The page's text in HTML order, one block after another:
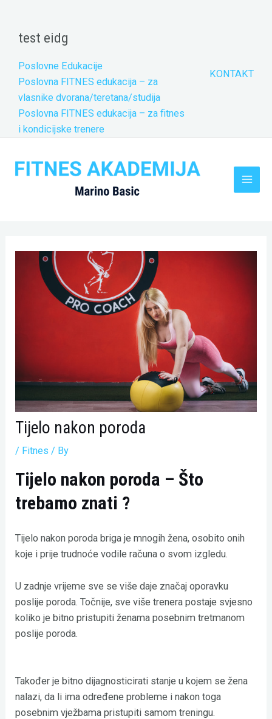
contenttest eidg
Poslovne Edukacije
Poslovna FITNES edukacija – za
vlasnike dvorana/teretana/studija
Poslovna FITNES edukacija – za fitnes
i kondicijske trenere
KONTAKT
Tijelo nakon poroda
/ Fitnes / By
Tijelo nakon poroda – Što
trebamo znati ?
Tijelo nakon poroda briga je mnogih žena, osobito onih
koje i prije trudnoće vodile računa o svom izgledu.
U zadnje vrijeme sve se više daje značaj oporavku
poslije poroda. Točnije, sve više trenera postaje svjesno
koliko je bitno pristupiti ženama posebnim tretmanom
poslije poroda.
Također je bitno dijagnosticirati stanje u kojem se žena
nalazi, da li ima određene probleme i nakon toga
posebnim vježbama pristupiti samom treningu.